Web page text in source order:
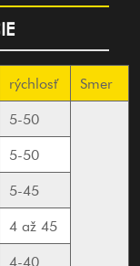
rýchlosť
Smer
5-50
5-50
5-45
4 až 45
4-40